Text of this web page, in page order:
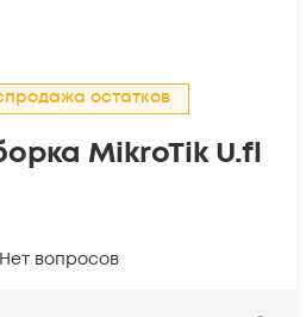
остатков
MikroTik U.fl
Нет вопросов